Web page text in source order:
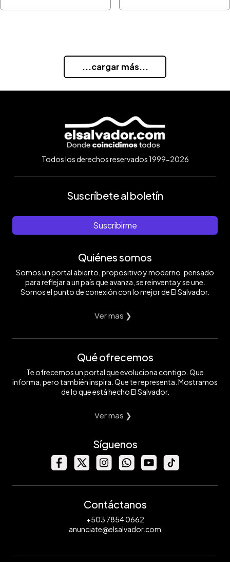
...cargar más...
Todos los derechos reservados 1999-2026
Suscríbete al boletín
Suscribirme
Quiénes somos
Somos un portal abierto, propositivo y moderno, pensado
para reflejar a un país que avanza, se reinventa y se une.
Somos el punto de conexión con lo mejor de El Salvador.
Ver mas ❯
Qué ofrecemos
Te ofrecemos un portal que evoluciona contigo. Que
informa, pero también inspira. Que te representa. Mostramos
de lo que está hecho El Salvador.
Ver mas ❯
Síguenos
Contáctanos
+503 7854 0662
anunciate@elsalvador.com